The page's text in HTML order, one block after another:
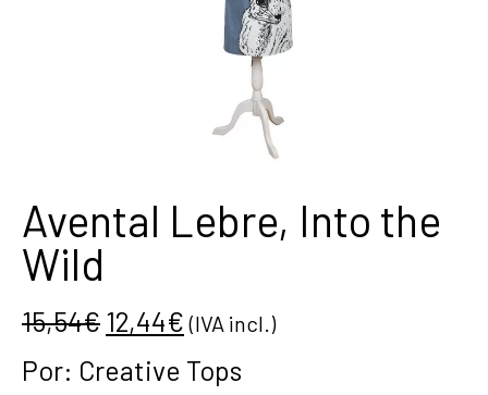
Avental Lebre, Into the
Wild
15,54€ 12,44€ (IVA incl.)
Por: Creative Tops